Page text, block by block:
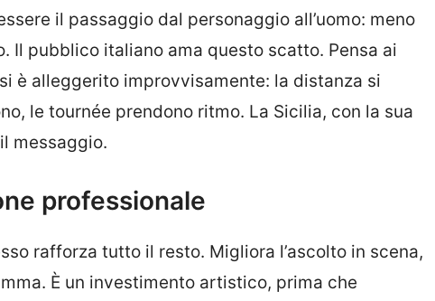
il passaggio dal personaggio all’uomo: meno
Il pubblico italiano ama questo scatto. Pensa ai
è alleggerito improvvisamente: la distanza si
le tournée prendono ritmo. La Sicilia, con la sua
messaggio.
professionale
rafforza tutto il resto. Migliora l’ascolto in scena,
È un investimento artistico, prima che